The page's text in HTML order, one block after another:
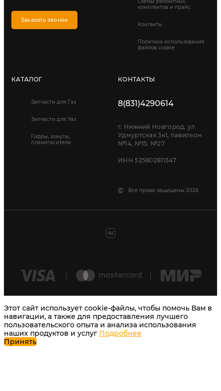
Заказать звонок
комплектов и прайс
Контакты
Политика использования
файлов cookie
КАТАЛОГ
Запчасти для Газ
Запчасти для Уаз
Гофры, хомуты,
пламегасители
КОНТАКТЫ
8(831)4290614
г. Нижний Новгород, ул
Удмуртская 3к1, павильон
№14, №15, №27
ИНН 525602811347
© Все права защищены 2026
Этот сайт использует cookie-файлы, чтобы помочь Вам в
навигации, а также для предоставления лучшего
пользовательского опыта и анализа использования
наших продуктов и услуг Подробнее
Принять